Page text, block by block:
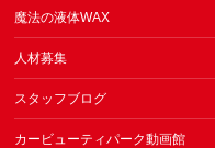
魔法の液体WAX
人材募集
スタッフブログ
カービューティパーク動画館